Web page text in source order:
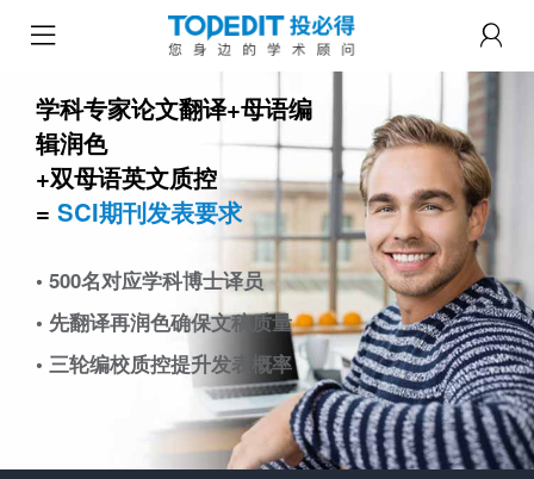
学科专家论文翻译+母语编
辑润色
+双母语英文质控
= SCI期刊发表要求
• 500名对应学科博士译员
• 先翻译再润色确保文稿质量
• 三轮编校质控提升发表概率